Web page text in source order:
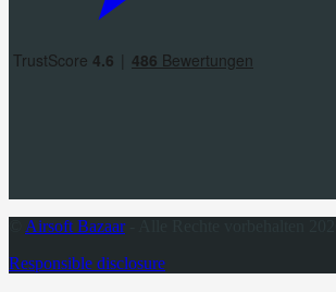
Airsoft Bazaar- Alle Rechte vorbehalten 2026
Responsible disclosure